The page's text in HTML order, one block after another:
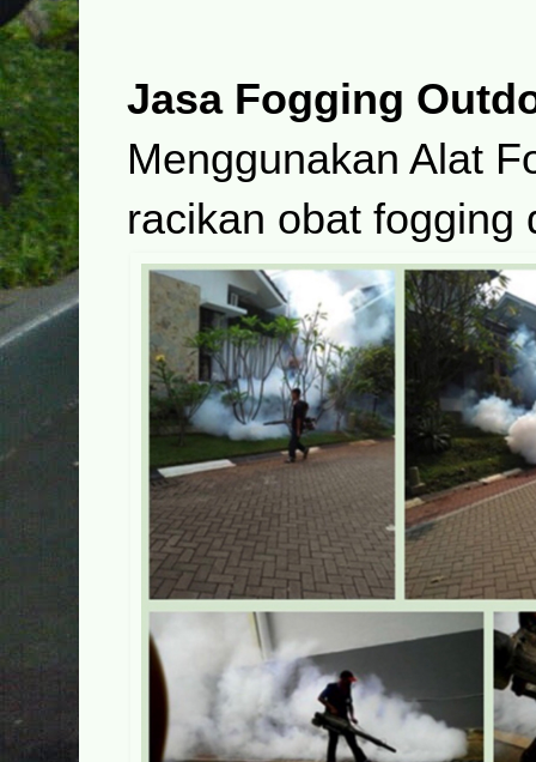
Jasa Fogging
Menggunakan Alat
racikan obat fogging